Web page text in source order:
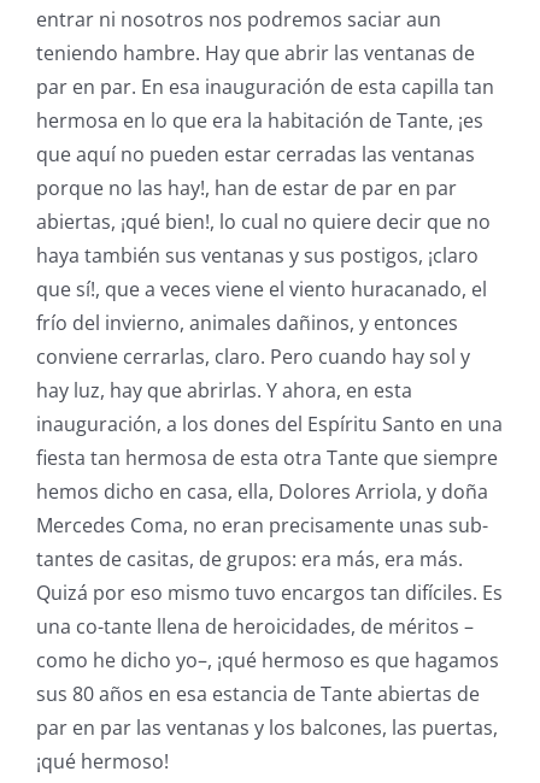
entrar ni nosotros nos podremos saciar aun
teniendo hambre. Hay que abrir las ventanas de
par en par. En esa inauguración de esta capilla tan
hermosa en lo que era la habitación de Tante, ¡es
que aquí no pueden estar cerradas las ventanas
porque no las hay!, han de estar de par en par
abiertas, ¡qué bien!, lo cual no quiere decir que no
haya también sus ventanas y sus postigos, ¡claro
que sí!, que a veces viene el viento huracanado, el
frío del invierno, animales dañinos, y entonces
conviene cerrarlas, claro. Pero cuando hay sol y
hay luz, hay que abrirlas. Y ahora, en esta
inauguración, a los dones del Espíritu Santo en una
fiesta tan hermosa de esta otra Tante que siempre
hemos dicho en casa, ella, Dolores Arriola, y doña
Mercedes Coma, no eran precisamente unas sub-
tantes de casitas, de grupos: era más, era más.
Quizá por eso mismo tuvo encargos tan difíciles. Es
una co-tante llena de heroicidades, de méritos –
como he dicho yo–, ¡qué hermoso es que hagamos
sus 80 años en esa estancia de Tante abiertas de
par en par las ventanas y los balcones, las puertas,
¡qué hermoso!